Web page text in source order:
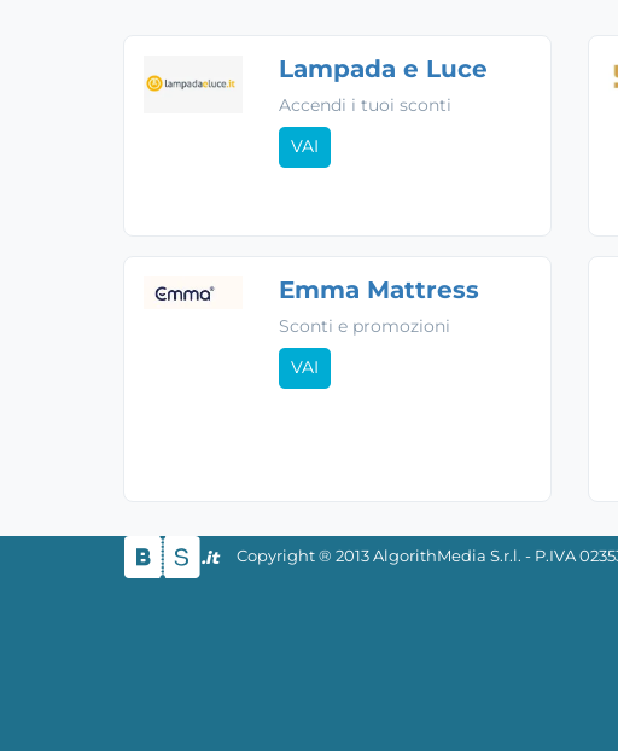
Lampada e Luce
Accendi i tuoi sconti
VAI
Emma Mattress
Sconti e promozioni
VAI
Copyright ® 2013 AlgorithMedia S.r.l. - P.IVA